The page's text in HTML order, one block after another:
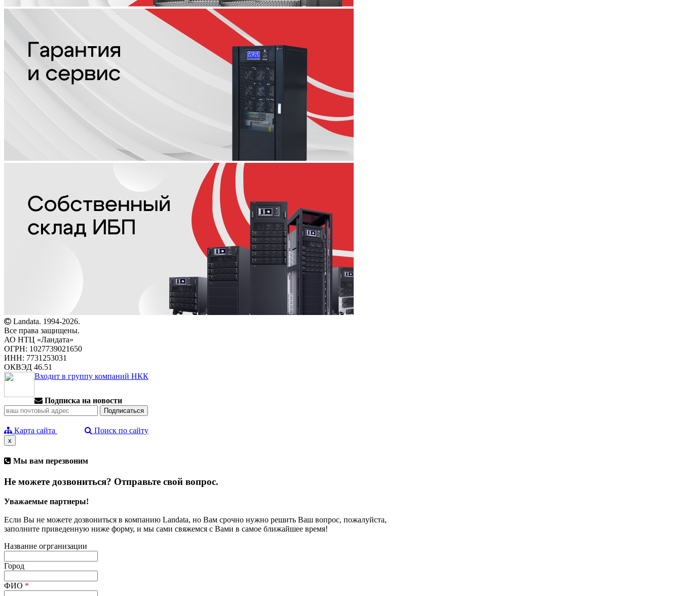
Landata. 1994-2026.
Все права защищены.
АО НТЦ «Ландата»
ОГРН: 1027739021650
ИНН: 7731253031
ОКВЭД 46.51
Входит в группу компаний НКК
Подписка на новости
Карта сайта Поиск по сайту
x
Мы вам перезвоним
Не можете дозвониться? Отправьте свой вопрос.
Уважаемые партнеры!
Если Вы не можете дозвониться в компанию Landata, но Вам срочно нужно решить Ваш вопрос, пожалуйста,
заполните приведенную ниже форму, и мы сами свяжемся с Вами в самое ближайшее время!
Название огрганизации
Город
ФИО *